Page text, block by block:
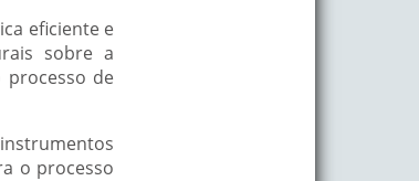
eficiente e
sobre a
de
o processo